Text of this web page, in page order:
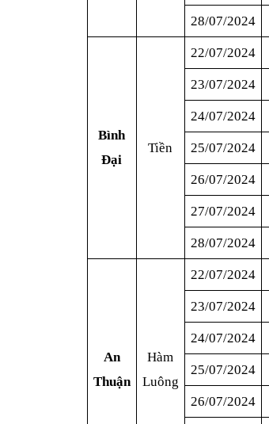
28/07/2024
Bình
Đại
Tiền
22/07/2024
23/07/2024
24/07/2024
25/07/2024
26/07/2024
27/07/2024
28/07/2024
An
Thuận
Hàm
Luông
22/07/2024
23/07/2024
24/07/2024
25/07/2024
26/07/2024